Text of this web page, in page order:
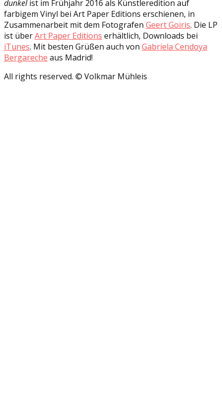
dunkelist im Frühjahr 2016 als Künstleredition auf
farbigem Vinyl bei Art Paper Editions erschienen, in
Zusammenarbeit mit dem Fotografen Geert Goiris. Die LP
ist überArt Paper Editions erhältlich, Downloads bei
iTunes. Mit besten Grüßen auch von Gabriela Cendoya
Bergareche aus Madrid!
All rights reserved. © Volkmar Mühleis